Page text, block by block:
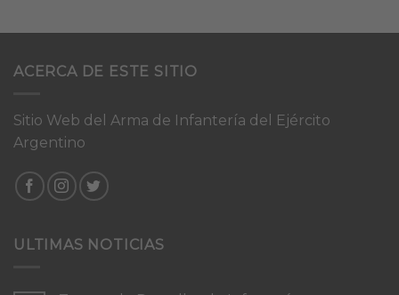
ACERCA DE ESTE SITIO
Sitio Web del Arma de Infantería del Ejército
Argentino
ULTIMAS NOTICIAS